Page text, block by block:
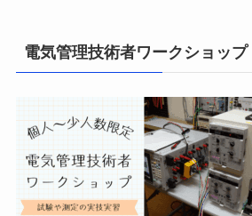
電気管理技術者ワークショップ